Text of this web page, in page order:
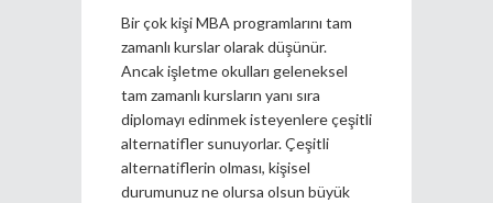
Bir çok kişi MBA programlarını tam
zamanlı kurslar olarak düşünür.
Ancak işletme okulları geleneksel
tam zamanlı kursların yanı sıra
diplomayı edinmek isteyenlere çeşitli
alternatifler sunuyorlar. Çeşitli
alternatiflerin olması, kişisel
durumunuz ne olursa olsun büyük